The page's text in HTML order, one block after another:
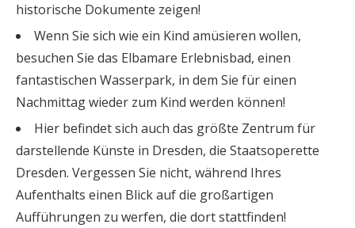
historische Dokumente zeigen!
Wenn Sie sich wie ein Kind amüsieren wollen,
besuchen Sie das Elbamare Erlebnisbad, einen
fantastischen Wasserpark, in dem Sie für einen
Nachmittag wieder zum Kind werden können!
Hier befindet sich auch das größte Zentrum für
darstellende Künste in Dresden, die Staatsoperette
Dresden. Vergessen Sie nicht, während Ihres
Aufenthalts einen Blick auf die großartigen
Aufführungen zu werfen, die dort stattfinden!